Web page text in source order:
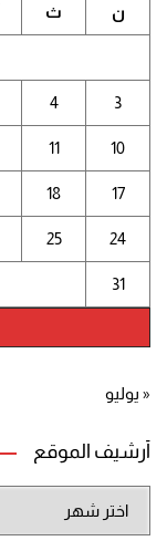
ن ث
3
4
10
11
17
18
24
25
31
« يوليو
أرشيف الموقع
الموقع